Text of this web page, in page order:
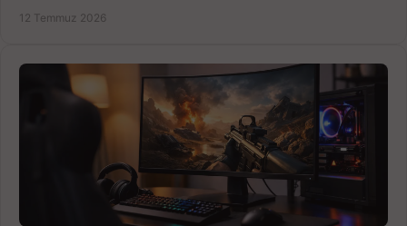
12 Temmuz 2026